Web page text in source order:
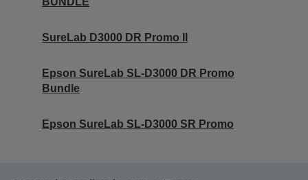
SureLab D3000 DR Promo II
Epson SureLab SL-D3000 DR Promo
Bundle
Epson SureLab SL-D3000 SR Promo